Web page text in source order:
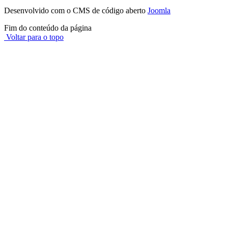
Desenvolvido com o CMS de código aberto Joomla
Fim do conteúdo da página
Voltar para o topo